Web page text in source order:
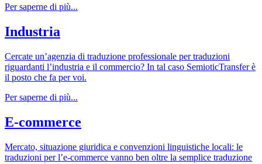
Per saperne di più...
Industria
Cercate un’agenzia di traduzione professionale per traduzioni
riguardanti l’industria e il commercio? In tal caso SemioticTransfer è
il posto che fa per voi.
Per saperne di più...
E-commerce
Mercato, situazione giuridica e convenzioni linguistiche locali: le
traduzioni per l’e-commerce vanno ben oltre la semplice traduzione